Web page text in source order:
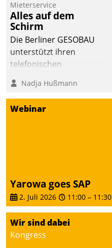
Mieterservice
Alles auf dem
Schirm
Die Berliner GESOBAU
unterstützt ihren
telefonischen
digitalen Cockpit, das
situationsbezogen
passende Fragen und
Mietenden zügiger und
effizienter zu bearbeiten.
Nadja Hußmann
Webinar
Yarowa goes SAP
2. Juli 2026 11:00 – 11:30
Wir sind dabei
Kongress